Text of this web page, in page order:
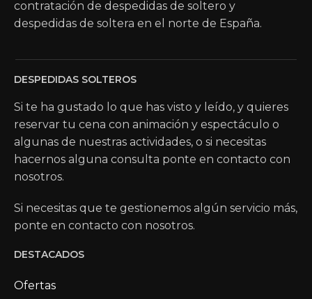
contratación de despedidas de soltero y
despedidas de soltera en el norte de España.
DESPEDIDAS SOLTEROS
Si te ha gustado lo que has visto y leído, y quieres
reservar tu cena con animación y espectáculo o
algunas de nuestras actividades, o si necesitas
hacernos alguna consulta ponte en contacto con
nosotros.
Si necesitas que te gestionemos algún servicio más,
ponte en contacto con nosotros.
DESTACADOS
Ofertas